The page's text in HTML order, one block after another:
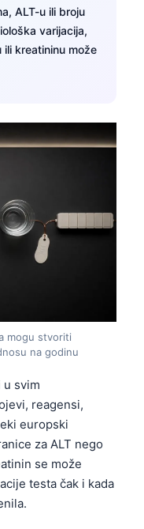
ALT-u ili broju
varijacija,
kreatininu može
mogu stvoriti
na godinu
svim
reagensi,
europski
za ALT nego
se može
testa čak i kada